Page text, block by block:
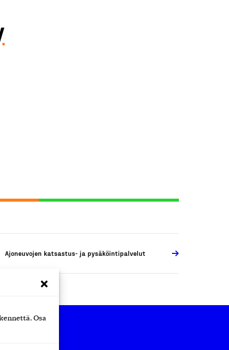
Osa
Ajoneuvojen katsastus- ja pysäköintipalvelut